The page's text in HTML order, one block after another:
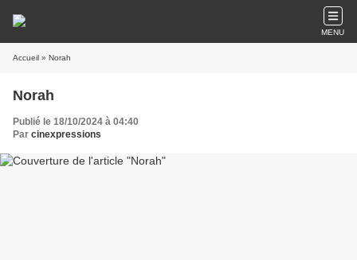
MENU
Accueil » Norah
Norah
Publié le 18/10/2024 à 04:40
Par cinexpressions